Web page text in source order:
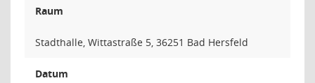
Raum
Stadthalle, Wittastraße 5, 36251 Bad Hersfeld
Datum